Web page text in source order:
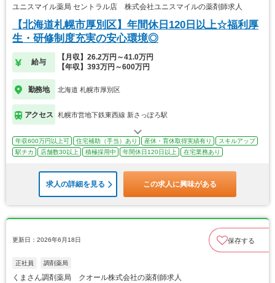
ユニスマイル薬局 セントラル店 株式会社ユニスマイルの薬剤師求人
【北海道札幌市厚別区】年間休日120日以上☆福利厚
生・研修制度充実の安心環境◎
給与
【月収】26.2万円～41.0万円
【年収】393万円～600万円
勤務地 北海道 札幌市厚別区
アクセス 札幌市営地下鉄東西線 新さっぽろ駅
年収600万円以上可 住宅補助（手当）あり 産休・育休取得実績有り
スキルアップ
駅チカ
店舗数30以上 積極採用中 年間休日120日以上 在宅業務あり
求人の詳細を見る この求人に興味がある
更新日：2026年6月18日 保存する
正社員 調剤薬局
くまさん調剤薬局 クオール株式会社の薬剤師求人